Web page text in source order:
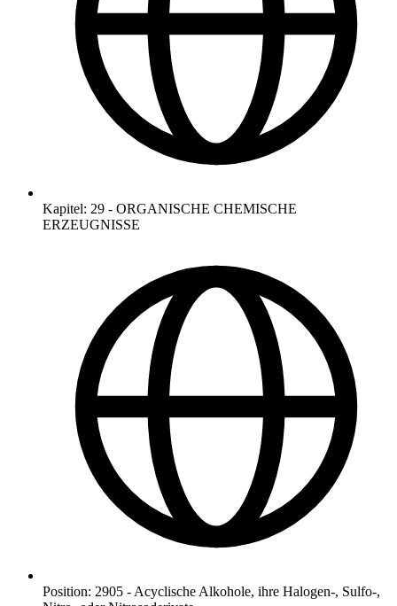
Kapitel: 29 - ORGANISCHE CHEMISCHE
ERZEUGNISSE
Position: 2905 - Acyclische Alkohole, ihre Halogen-, Sulfo-,